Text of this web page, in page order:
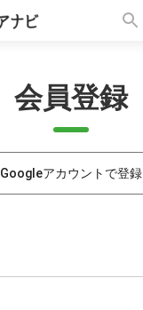
会員登録
Googleアカウントで登録